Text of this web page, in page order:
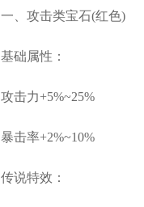
一、攻击类宝石(红色)
基础属性：
攻击力+5%~25%
暴击率+2%~10%
传说特效：